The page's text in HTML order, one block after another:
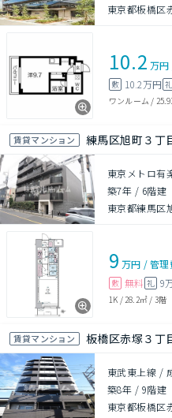
東京都板橋区
10.2 万円
敷 10.2万円 礼
ワンルーム /
賃貸マンション 練馬区旭町３丁
東京メトロ有
築7年 / 6階建
東京都練馬区
9 万円 /管理
敷 無料 礼 9
1K / 28.2㎡ / 3階
賃貸マンション 板橋区赤塚３丁
東武東上線 /
築8年 / 9階建
東京都板橋区